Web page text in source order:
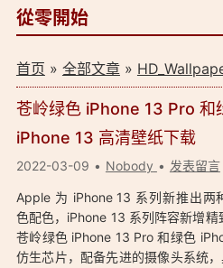
從零開始
首页 » 全部文章»
苍岭绿色 iPhone 13 Pro 和
iPhone 13 高清壁纸下载
2022-03-09 Nobody 发表留言
Apple 为 iPhone 13 系列新推出两
色配色，iPhone 13 系列阵容新增精
苍岭绿色 iPhone 13 Pro 和绿色
仿生芯片，配备先进的摄像头系统